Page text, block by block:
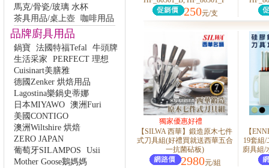
馬克/骨瓷/玻璃 水杯
茶具用品/桌上壺 咖啡用品
品牌廚具用品
鍋寶 法國特福Tefal 牛頭牌
生活采家
PERFECT 理想
Cuisinart美膳雅
德國Zenker 烘焙用品
Lagostina樂鍋史蒂娜
日本MIYAWO 澳洲Furi
美國CONTIGO
澳洲Wiltshire 烘焙
ZERO JAPAN
葡萄牙SILAMPOS
Usii
Mother Goose鵝媽媽
250元/支
獨家優惠好禮
【SILWA 西華】鍛造原木七件
式刀具組(好禮買就送西華五合
一抗菌砧板)
2980元/組
【
19套組
廚具組/